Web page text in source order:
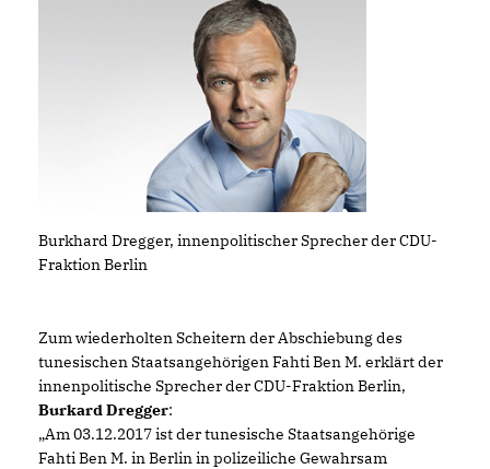
Burkhard Dregger, innenpolitischer Sprecher der CDU-
Fraktion Berlin
Zum wiederholten Scheitern der Abschiebung des
tunesischen Staatsangehörigen Fahti Ben M. erklärt der
innenpolitische Sprecher der CDU-Fraktion Berlin,
Burkard Dregger:
Am 03.12.2017 ist der tunesische Staatsangehörige
Fahti Ben M. in Berlin in polizeiliche Gewahrsam